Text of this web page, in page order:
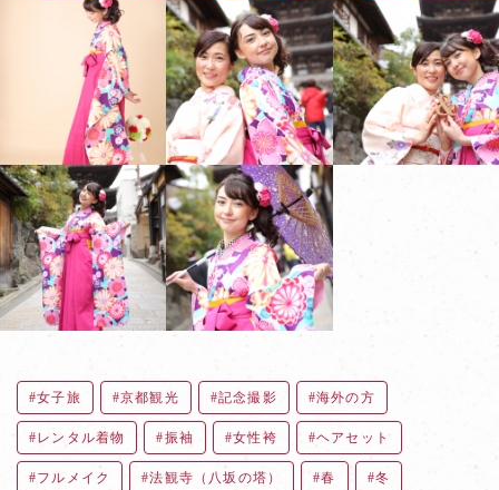
女子旅 京都観光 記念撮影 海外の方
レンタル着物 振袖 女性袴 ヘアセット
フルメイク 法観寺（八坂の塔） 春 冬